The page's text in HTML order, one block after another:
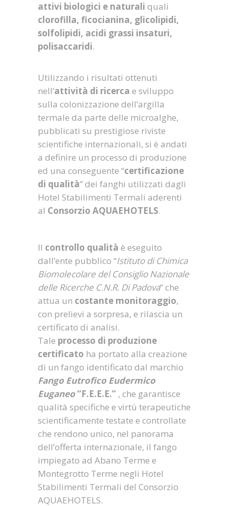
attivi biologici e naturali quali
clorofilla, ficocianina, glicolipidi,
solfolipidi, acidi grassi insaturi,
polisaccaridi.
Utilizzando i risultati ottenuti
nell’attività di ricerca e sviluppo
sulla colonizzazione dell’argilla
termale da parte delle microalghe,
pubblicati su prestigiose riviste
scientifiche internazionali, si è andati
a definire un processo di produzione
ed una conseguente “certificazione
di qualità” dei fanghi utilizzati dagli
Hotel Stabilimenti Termali aderenti
al Consorzio AQUAEHOTELS.
Il controllo qualità è eseguito
dall’ente pubblico “Istituto di Chimica
Biomolecolare del Consiglio Nazionale
delle Ricerche C.N.R. Di Padova” che
attua un costante monitoraggio,
con prelievi a sorpresa, e rilascia un
certificato di analisi.
Tale processo di produzione
certificato ha portato alla creazione
di un fango identificato dal marchio
Fango Eutrofico Eudermico
Euganeo“F.E.E.E.” , che garantisce
qualità specifiche e virtù terapeutiche
scientificamente testate e controllate
che rendono unico, nel panorama
dell’offerta internazionale, il fango
impiegato ad Abano Terme e
Montegrotto Terme negli Hotel
Stabilimenti Termali del Consorzio
AQUAEHOTELS.